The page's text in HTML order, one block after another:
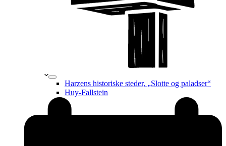
Harzens historiske steder, „Slotte og paladser“
Huy-Fallstein